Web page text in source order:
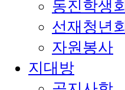
동진학생회
선재청년회
자원봉사
지대방